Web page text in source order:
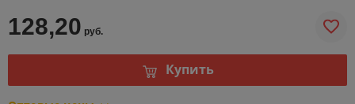
128,20 руб.
Купить